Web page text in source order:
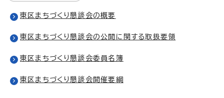
東区まちづくり懇談会の概要
東区まちづくり懇談会の公開に関する取扱要領
東区まちづくり懇談会委員名簿
東区まちづくり懇談会開催要綱